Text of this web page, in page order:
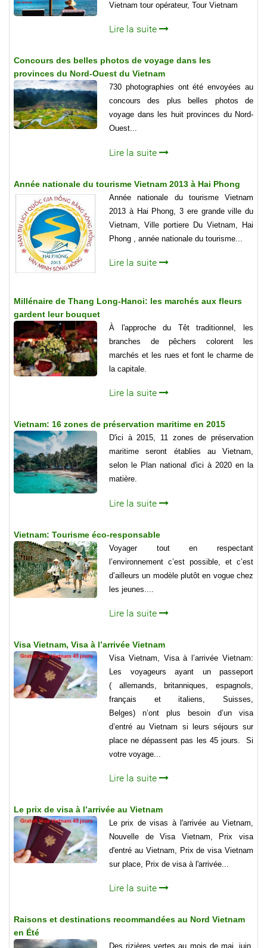
Vietnam tour opérateur, Tour Vietnam
Lire la suite
Concours des belles photos de voyage dans les
provinces du Nord-Ouest du Vietnam
730 photographies ont été envoyées au
concours des plus belles photos de
voyage dans les huit provinces du Nord-
Ouest...
Lire la suite
Année nationale du tourisme Vietnam 2013 à Hai Phong
Année nationale du tourisme Vietnam
2013 à Hai Phong, 3 ere grande ville du
Vietnam, Ville portiere Du Vietnam, Hai
Phong , année nationale du tourisme...
Lire la suite
Millénaire de Thang Long-Hanoi: les marchés aux fleurs
gardent leur bouquet
À l'approche du Têt traditionnel, les
branches de pêchers colorent les
marchés et les rues et font le charme de
la capitale.
Lire la suite
Vietnam: 16 zones de préservation maritime en 2015
D'ici à 2015, 11 zones de préservation
maritime seront établies au Vietnam,
selon le Plan national d'ici à 2020 en la
matière.
Lire la suite
Vietnam: Tourisme éco-responsable
Voyager tout en respectant
l’environnement c’est possible, et c’est
d’ailleurs un modèle plutôt en vogue chez
les jeunes....
Lire la suite
Visa Vietnam, Visa à l’arrivée Vietnam
Visa Vietnam, Visa à l’arrivée Vietnam:
Les voyageurs ayant un passeport
( allemands, britanniques, espagnols,
français et italiens, Suisses,
Belges) n’ont plus besoin d’un visa
d’entré au Vietnam si leurs séjours sur
place ne dépassent pas les 45 jours. Si
votre voyage...
Lire la suite
Le prix de visa à l’arrivée au Vietnam
Le prix de visas à l'arrivée au Vietnam,
Nouvelle de Visa Vietnam, Prix visa
d'entré au Vietnam, Prix de visa Vietnam
sur place, Prix de visa à l'arrivée...
Lire la suite
Raisons et destinations recommandées au Nord Vietnam
en Été
Des rizières vertes au mois de mai, juin,